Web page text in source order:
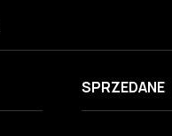
SPRZEDANE